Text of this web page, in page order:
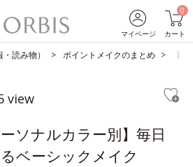
マイページ
0
カート
読み物） ポイントメイクのまとめ 【
view
ーソナルカラー別】毎日
ベーシックメイク